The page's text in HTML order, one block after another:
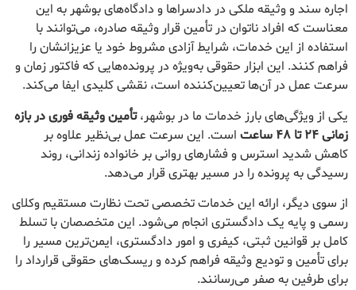
اجاره سند و وثیقه ملکی در دادسراها و دادگاه‌های بوشهر به این
معناست که افراد ناتوان در تأمین قرار وثیقه صادره، می‌توانند با
استفاده از این خدمات، شرایط آزادی مشروط خود یا عزیزانشان را
فراهم کنند. این ابزار حقوقی به‌ویژه در پرونده‌هایی که فاکتور زمان و
سرعت عمل در آن‌ها تعیین‌کننده است، نقشی کلیدی ایفا می‌کند.
یکی از ویژگی‌های بارز خدمات ما در بوشهر،تأمین وثیقه فوری در بازه
زمانی ۲۴ تا ۴۸ ساعت
است. این سرعت عمل بی‌نظیر علاوه بر
کاهش شدید استرس و فشارهای روانی بر خانواده زندانی، روند
رسیدگی به پرونده را در مسیر بهتری قرار می‌دهد.
از سوی دیگر، ارائه این خدمات تخصصی تحت نظارت مستقیم وکلای
رسمی و پایه یک دادگستری انجام می‌شود. این متخصصان با تسلط
کامل بر قوانین ثبتی، کیفری و امور دادگستری، ایمن‌ترین مسیر را
برای تأمین و تودیع وثیقه فراهم کرده و ریسک‌های حقوقی قرارداد را
برای طرفین به صفر می‌رسانند.